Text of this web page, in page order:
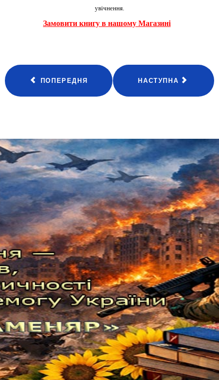
увічнення.
Замовити книгу в нашому Магазині
ПОПЕРЕДНЯ НАСТУПНА